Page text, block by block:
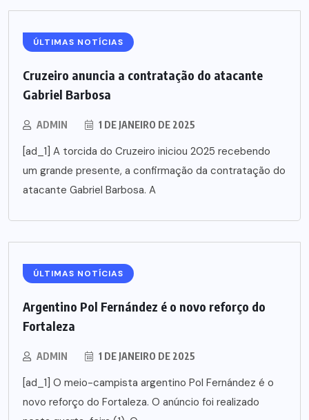
ÚLTIMAS NOTÍCIAS
Cruzeiro anuncia a contratação do atacante
Gabriel Barbosa
ADMIN 1 DE JANEIRO DE 2025
[ad_1] A torcida do Cruzeiro iniciou 2025 recebendo
um grande presente, a confirmação da contratação do
atacante Gabriel Barbosa. A
ÚLTIMAS NOTÍCIAS
Argentino Pol Fernández é o novo reforço do
Fortaleza
ADMIN 1 DE JANEIRO DE 2025
[ad_1] O meio-campista argentino Pol Fernández é o
novo reforço do Fortaleza. O anúncio foi realizado